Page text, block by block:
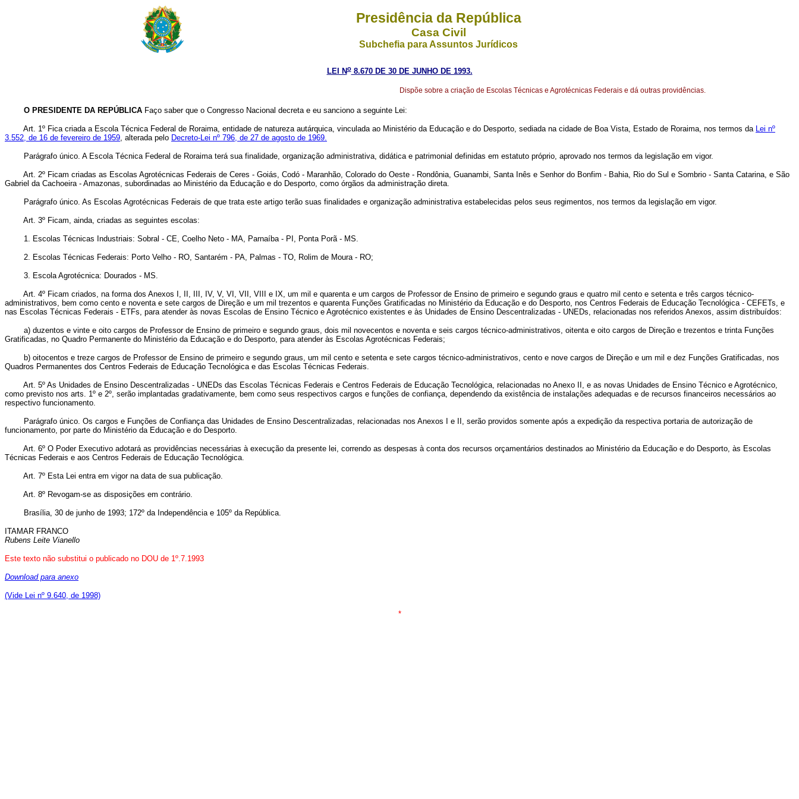
Presidência da República
Casa Civil
Subchefia para Assuntos Jurídicos
LEI No8.670 DE 30 DE JUNHO DE 1993.
Dispõe sobre a criação de Escolas Técnicas e Agrotécnicas Federais e dá outras providências.
O PRESIDENTE DA REPÚBLICA Faço saber que o Congresso Nacional decreta e eu sanciono a seguinte Lei:
Art. 1º Fica criada a Escola Técnica Federal de Roraima, entidade de natureza autárquica, vinculada ao Ministério da Educação e do Desporto, sediada na cidade de Boa Vista, Estado de Roraima, nos termos da Lei nº
3.552, de 16 de fevereiro de 1959, alterada pelo Decreto-Lei nº 796, de 27 de agosto de 1969.
Parágrafo único. A Escola Técnica Federal de Roraima terá sua finalidade, organização administrativa, didática e patrimonial definidas em estatuto próprio, aprovado nos termos da legislação em vigor.
Art. 2º Ficam criadas as Escolas Agrotécnicas Federais de Ceres - Goiás, Codó - Maranhão, Colorado do Oeste - Rondônia, Guanambi, Santa Inês e Senhor do Bonfim - Bahia, Rio do Sul e Sombrio - Santa Catarina, e São
Gabriel da Cachoeira - Amazonas, subordinadas ao Ministério da Educação e do Desporto, como órgãos da administração direta.
Parágrafo único. As Escolas Agrotécnicas Federais de que trata este artigo terão suas finalidades e organização administrativa estabelecidas pelos seus regimentos, nos termos da legislação em vigor.
Art. 3º Ficam, ainda, criadas as seguintes escolas:
1. Escolas Técnicas Industriais: Sobral - CE, Coelho Neto - MA, Parnaíba - PI, Ponta Porã - MS.
2. Escolas Técnicas Federais: Porto Velho - RO, Santarém - PA, Palmas - TO, Rolim de Moura - RO;
3. Escola Agrotécnica: Dourados - MS.
Art. 4º Ficam criados, na forma dos Anexos I, II, III, IV, V, VI, VII, VIII e IX, um mil e quarenta e um cargos de Professor de Ensino de primeiro e segundo graus e quatro mil cento e setenta e três cargos técnico-
administrativos, bem como cento e noventa e sete cargos de Direção e um mil trezentos e quarenta Funções Gratificadas no Ministério da Educação e do Desporto, nos Centros Federais de Educação Tecnológica - CEFETs, e
nas Escolas Técnicas Federais - ETFs, para atender às novas Escolas de Ensino Técnico e Agrotécnico existentes e às Unidades de Ensino Descentralizadas - UNEDs, relacionadas nos referidos Anexos, assim distribuídos:
a) duzentos e vinte e oito cargos de Professor de Ensino de primeiro e segundo graus, dois mil novecentos e noventa e seis cargos técnico-administrativos, oitenta e oito cargos de Direção e trezentos e trinta Funções
Gratificadas, no Quadro Permanente do Ministério da Educação e do Desporto, para atender às Escolas Agrotécnicas Federais;
b) oitocentos e treze cargos de Professor de Ensino de primeiro e segundo graus, um mil cento e setenta e sete cargos técnico-administrativos, cento e nove cargos de Direção e um mil e dez Funções Gratificadas, nos
Quadros Permanentes dos Centros Federais de Educação Tecnológica e das Escolas Técnicas Federais.
Art. 5º As Unidades de Ensino Descentralizadas - UNEDs das Escolas Técnicas Federais e Centros Federais de Educação Tecnológica, relacionadas no Anexo II, e as novas Unidades de Ensino Técnico e Agrotécnico,
como previsto nos arts. 1º e 2º, serão implantadas gradativamente, bem como seus respectivos cargos e funções de confiança, dependendo da existência de instalações adequadas e de recursos financeiros necessários ao
respectivo funcionamento.
Parágrafo único. Os cargos e Funções de Confiança das Unidades de Ensino Descentralizadas, relacionadas nos Anexos I e II, serão providos somente após a expedição da respectiva portaria de autorização de
funcionamento, por parte do Ministério da Educação e do Desporto.
Art. 6º O Poder Executivo adotará as providências necessárias à execução da presente lei, correndo as despesas à conta dos recursos orçamentários destinados ao Ministério da Educação e do Desporto, às Escolas
Técnicas Federais e aos Centros Federais de Educação Tecnológica.
Art. 7º Esta Lei entra em vigor na data de sua publicação.
Art. 8º Revogam-se as disposições em contrário.
Brasília, 30 de junho de 1993; 172º da Independência e 105º da República.
ITAMAR FRANCO
Rubens Leite Vianello
Este texto não substitui o publicado no DOU de 1º.7.1993
Download para anexo
(Vide Lei nº 9.640, de 1998)
*